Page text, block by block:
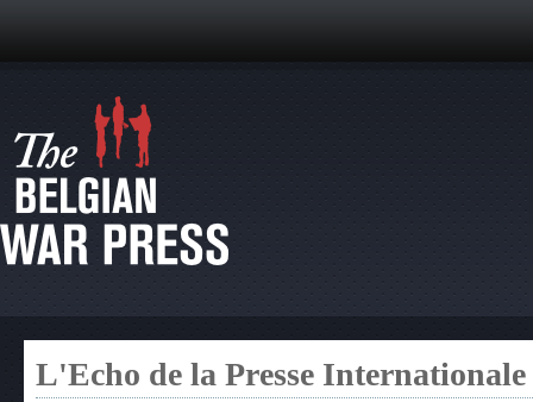
L'Echo de la Presse Internationale